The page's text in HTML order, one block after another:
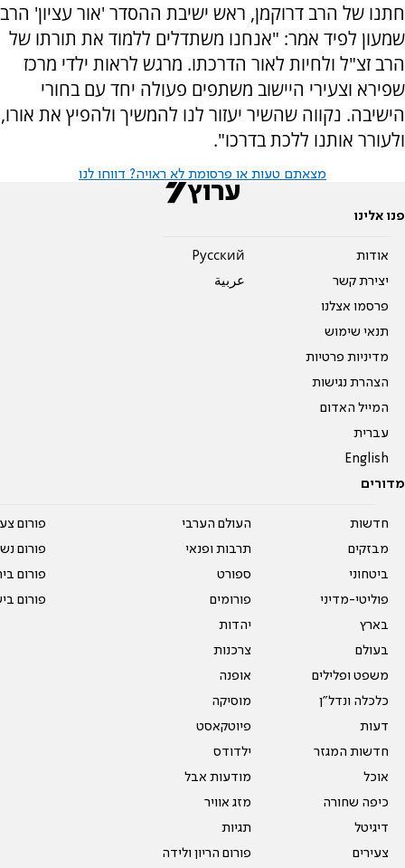
חתנו של הרב דרוקמן, ראש ישיבת ההסדר 'אור עציון' הרב
שמעון לפיד אמר: "אנחנו משתדלים ללמוד את תורתו של
הרב זצ"ל ולחיות לאור הדרכתו. מרגש לראות ילדי מרכז
שפירא וצעירי היישוב משתפים פעולה יחד עם בחורי
הישיבה. נקווה שהשיר יעזור לנו להמשיך ולהפיץ את אורו,
ולעורר אותנו ללכת בדרכו".
מצאתם טעות או פרסומת לא ראויה? דווחו לנו
פנו אלינו
אודות
יצירת קשר
פרסמו אצלנו
תנאי שימוש
מדיניות פרטיות
הצהרת נגישות
המייל האדום
עברית
English
Pусский
عربية
מדורים
חדשות
מבזקים
ביטחוני
פוליטי-מדיני
בארץ
בעולם
משפט ופלילים
כלכלה ונדל"ן
דעות
חדשות המגזר
אוכל
כיפה שחורה
דיגיטל
צעירים
העולם הערבי
תרבות ופנאי
ספורט
פורומים
יהדות
צרכנות
אופנה
מוסיקה
פיוטקאסט
ילדודס
מודעות אבל
מזג אוויר
תגיות
פורום הריון ולידה
פורום
פורום
פורום
פורום